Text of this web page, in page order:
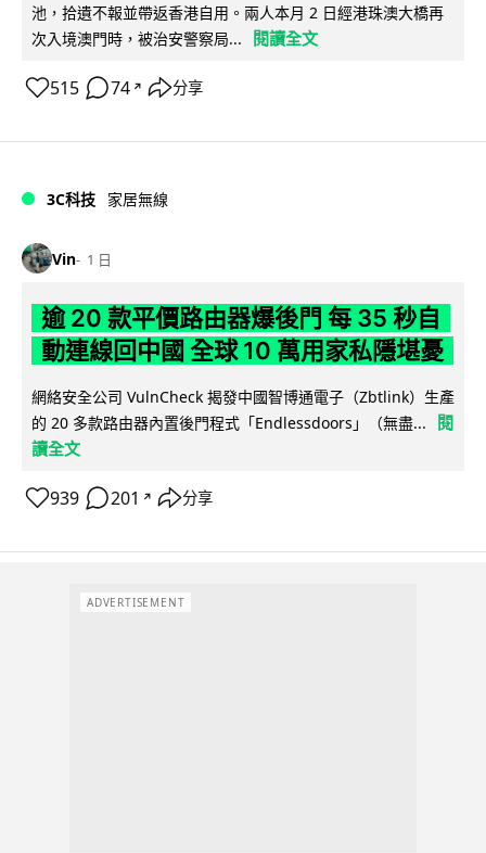
池，拾遺不報並帶返香港自用。兩人本月 2 日經港珠澳大橋再
次入境澳門時，被治安警察局...
閱讀全文
515 74 ↗ 分享
3C科技 家居無線
Vin 1 日
逾 20 款平價路由器爆後門 每 35 秒自
動連線回中國 全球 10 萬用家私隱堪憂
網絡安全公司 VulnCheck 揭發中國智博通電子（Zbtlink）生產
的 20 多款路由器內置後門程式「Endlessdoors」（無盡...
閱
讀全文
939 201 ↗ 分享
ADVERTISEMENT